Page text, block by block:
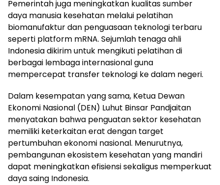
Pemerintah juga meningkatkan kualitas sumber
daya manusia kesehatan melalui pelatihan
biomanufaktur dan penguasaan teknologi terbaru
seperti platform mRNA. Sejumlah tenaga ahli
Indonesia dikirim untuk mengikuti pelatihan di
berbagai lembaga internasional guna
mempercepat transfer teknologi ke dalam negeri.
Dalam kesempatan yang sama, Ketua Dewan
Ekonomi Nasional (DEN) Luhut Binsar Pandjaitan
menyatakan bahwa penguatan sektor kesehatan
memiliki keterkaitan erat dengan target
pertumbuhan ekonomi nasional. Menurutnya,
pembangunan ekosistem kesehatan yang mandiri
dapat meningkatkan efisiensi sekaligus memperkuat
daya saing Indonesia.